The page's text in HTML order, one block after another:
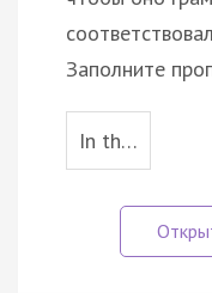
Заполните
In th…